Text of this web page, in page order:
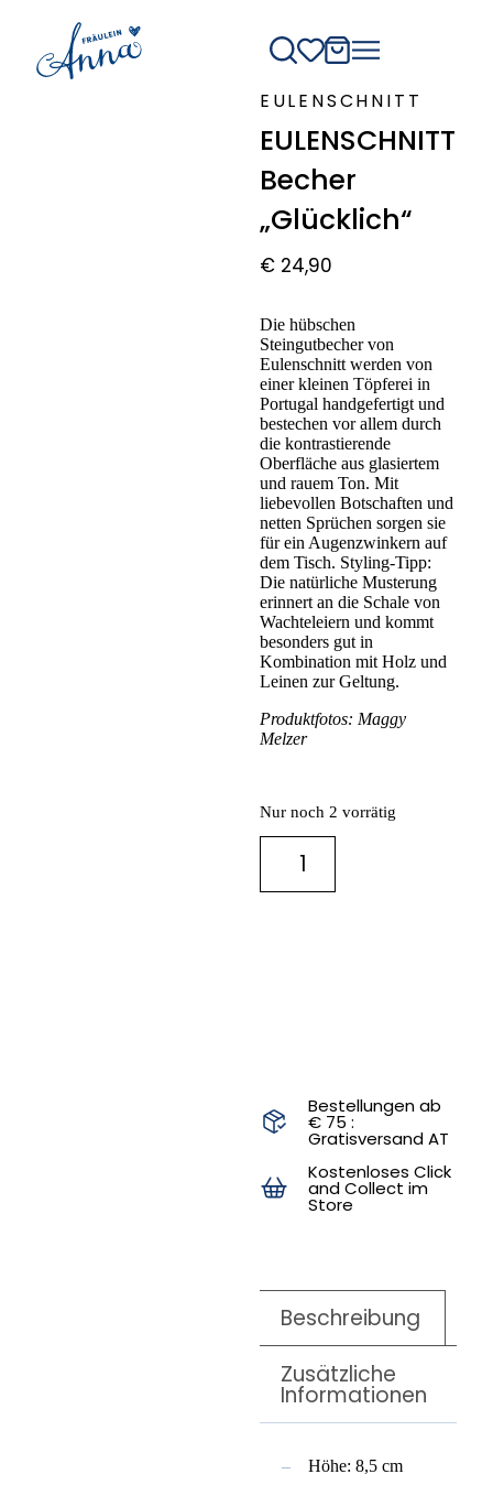
EULENSCHNITT
EULENSCHNITT
Becher
„Glücklich“
€24,90
Die hübschen
Steingutbecher von
Eulenschnitt werden von
einer kleinen Töpferei in
Portugal handgefertigt und
bestechen vor allem durch
die kontrastierende
Oberfläche aus glasiertem
und rauem Ton. Mit
liebevollen Botschaften und
netten Sprüchen sorgen sie
für ein Augenzwinkern auf
dem Tisch. Styling-Tipp:
Die natürliche Musterung
erinnert an die Schale von
Wachteleiern und kommt
besonders gut in
Kombination mit Holz und
Leinen zur Geltung.
Produktfotos: Maggy
Melzer
Nur noch 2 vorrätig
Bestellungen ab
€ 75 :
Gratisversand AT
Kostenloses Click
and Collect im
Store
Beschreibung
Zusätzliche
Informationen
Höhe: 8,5 cm